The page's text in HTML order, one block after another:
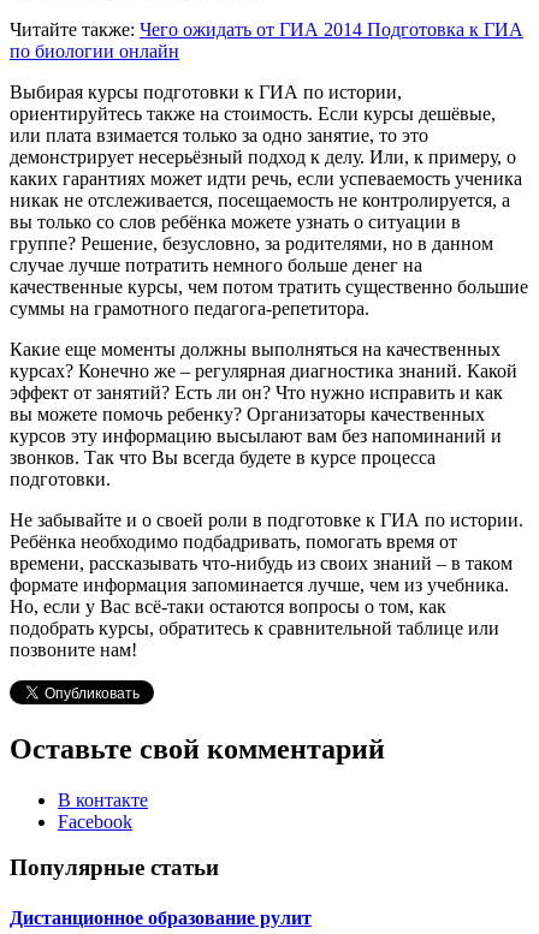
Читайте также: Чего ожидать от ГИА 2014 Подготовка к ГИА
по биологии онлайн
Выбирая курсы подготовки к ГИА по истории,
ориентируйтесь также на стоимость. Если курсы дешёвые,
или плата взимается только за одно занятие, то это
демонстрирует несерьёзный подход к делу. Или, к примеру, о
каких гарантиях может идти речь, если успеваемость ученика
никак не отслеживается, посещаемость не контролируется, а
вы только со слов ребёнка можете узнать о ситуации в
группе? Решение, безусловно, за родителями, но в данном
случае лучше потратить немного больше денег на
качественные курсы, чем потом тратить существенно большие
суммы на грамотного педагога-репетитора.
Какие еще моменты должны выполняться на качественных
курсах? Конечно же – регулярная диагностика знаний. Какой
эффект от занятий? Есть ли он? Что нужно исправить и как
вы можете помочь ребенку? Организаторы качественных
курсов эту информацию высылают вам без напоминаний и
звонков. Так что Вы всегда будете в курсе процесса
подготовки.
Не забывайте и о своей роли в подготовке к ГИА по истории.
Ребёнка необходимо подбадривать, помогать время от
времени, рассказывать что-нибудь из своих знаний – в таком
формате информация запоминается лучше, чем из учебника.
Но, если у Вас всё-таки остаются вопросы о том, как
подобрать курсы, обратитесь к сравнительной таблице или
позвоните нам!
Оставьте свой комментарий
В контакте
Facebook
Популярные статьи
Дистанционное образование рулит